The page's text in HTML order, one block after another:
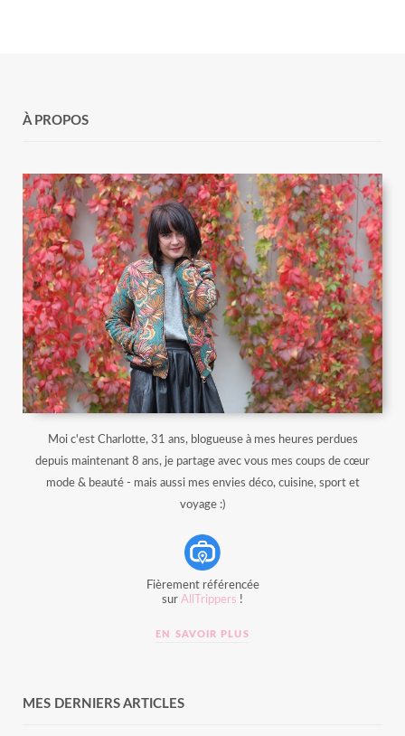
À PROPOS
Moi c'est Charlotte, 31 ans, blogueuse à mes heures perdues
depuis maintenant 8 ans, je partage avec vous mes coups de cœur
mode & beauté - mais aussi mes envies déco, cuisine, sport et
voyage :)
Fièrement référencée
sur AllTrippers !
EN SAVOIR PLUS
MES DERNIERS ARTICLES